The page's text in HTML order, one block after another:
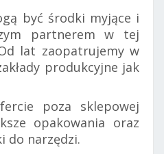
być środki myjące i
partnerem w tej
lat zaopatrujemy w
produkcyjne jak
poza sklepowej
opakowania oraz
do narzędzi.